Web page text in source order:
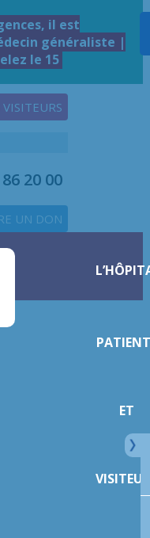
il est
généraliste |
le 15
VISITEURS
20 00
UN DON
ET